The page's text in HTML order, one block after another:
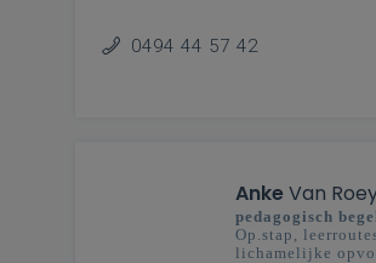
0494 44 57 42
AnkeVan
pedagogisch
Op.stap,
lichamelijke